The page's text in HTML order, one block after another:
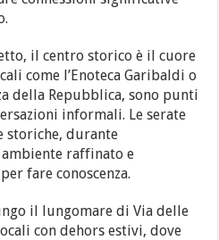
il centro storico è il cuore
come l’Enoteca Garibaldi o
della Repubblica, sono punti
informali. Le serate
storiche, durante
raffinato e
fare conoscenza.
il lungomare di Via delle
con dehors estivi, dove